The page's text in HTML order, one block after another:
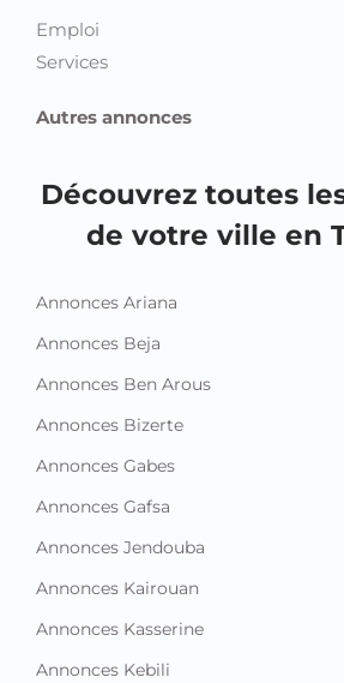
Emploi
Services
Autres annonces
Découvrez toutes
de votre ville en
Annonces Ariana
Annonces Beja
Annonces Ben Arous
Annonces Bizerte
Annonces Gabes
Annonces Gafsa
Annonces Jendouba
Annonces Kairouan
Annonces Kasserine
Annonces Kebili